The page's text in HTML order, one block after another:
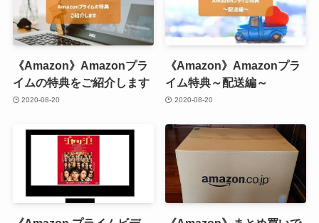
《Amazon》Amazonプラ
イムの特典をご紹介します
2020-08-20
《Amazon》Amazonプラ
イム特典～配送編～
2020-08-20